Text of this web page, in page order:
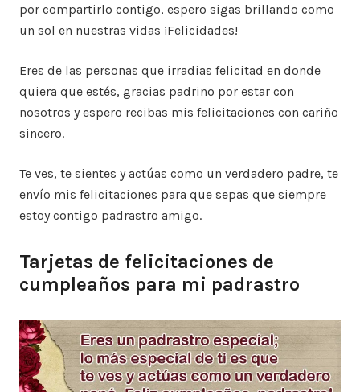
por compartirlo contigo, espero sigas brillando como
un sol en nuestras vidas ¡Felicidades!
Eres de las personas que irradias felicitad en donde
quiera que estés, gracias padrino por estar con
nosotros y espero recibas mis felicitaciones con cariño
sincero.
Te ves, te sientes y actúas como un verdadero padre, te
envío mis felicitaciones para que sepas que siempre
estoy contigo padrastro amigo.
Tarjetas de felicitaciones de
cumpleaños para mi padrastro